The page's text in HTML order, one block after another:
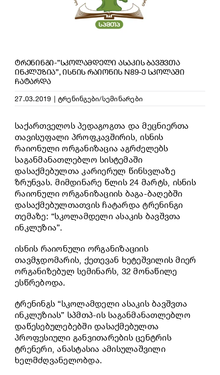
ᲢᲠᲔᲜᲘᲜᲒᲘ-”ᲡᲙᲝᲚᲐᲛᲓᲔᲚᲘ ᲐᲡᲐᲙᲘᲡ ᲑᲐᲕᲨᲕᲗᲐ
ᲘᲜᲙᲚᲣᲖᲘᲐ”, ᲘᲡᲜᲘᲡ ᲠᲐᲘᲝᲜᲘᲡ N89-Ე ᲡᲙᲝᲚᲐᲨᲘ
ᲩᲐᲢᲐᲠᲓᲐ
27.03.2019 | ტრენინგები/სემინარები
საქართველოს პედაგოგთა და მეცნიერთა
თავისუფალი პროფკავშირის, ისნის
რაიონული ორგანიზაცია აგრძელებს
საგანმანათლებლო სისტემაში
დასაქმებულთა კარიერულ წინსვლაზე
ზრუნვას. მიმდინარე წლის 24 მარტს, ისნის
რაიონული ორგანიზაციის ბაგა-ბაღებში
დასაქმებულთათვის ჩატარდა ტრენინგი
თემაზე: “სკოლამდელი ასაკის ბავშვთა
ინკლუზია”.
ისნის რაიონული ორგანიზაციის
თავმჯდომარის, ქეთევან ხეტეშვილის მიერ
ორგანიზებულ სემინარს, 32 მონაწილე
ესწრებოდა.
ტრენინგს “სკოლამდელი ასაკის ბავშვთა
ინკლუზიას” სპმთპ-ის საგანმანათლებლო
დაწესებულებებში დასაქმებულთა
პროფესიული განვითარების ცენტრის
ტრენერი, ანასტასია ამისულაშვილი
ხელმძღვანელობდა.